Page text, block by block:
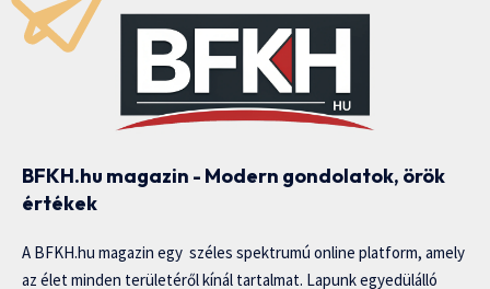
BFKH.hu magazin - Modern gondolatok, örök
értékek
A BFKH.hu magazin egy széles spektrumú online platform, amely
az élet minden területéről kínál tartalmat. Lapunk egyedülálló